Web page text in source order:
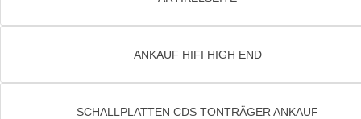
ANKAUF HIFI HIGH END
SCHALLPLATTEN CDS TONTRÄGER ANKAUF